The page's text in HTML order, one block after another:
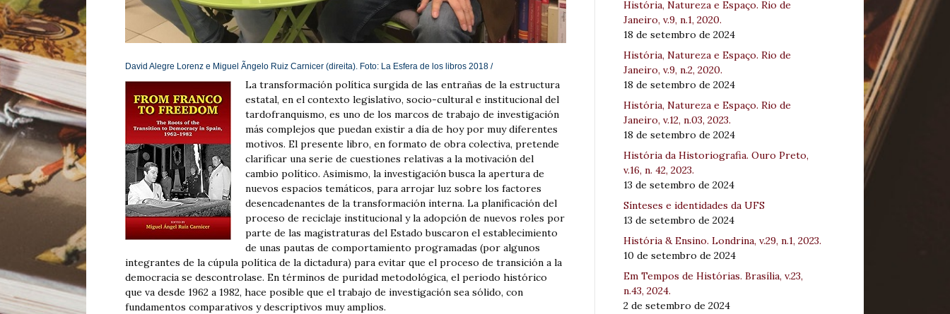
David Alegre Lorenz e Miguel Ãngelo Ruiz Carnicer (direita). Foto: La Esfera de los libros 2018 /
La transformación política surgida de las entrañas de la estructura
estatal, en el contexto legislativo, socio-cultural e institucional del
tardofranquismo, es uno de los marcos de trabajo de investigación
más complejos que puedan existir a día de hoy por muy diferentes
motivos. El presente libro, en formato de obra colectiva, pretende
clarificar una serie de cuestiones relativas a la motivación del
cambio político. Asimismo, la investigación busca la apertura de
nuevos espacios temáticos, para arrojar luz sobre los factores
desencadenantes de la transformación interna. La planificación del
proceso de reciclaje institucional y la adopción de nuevos roles por
parte de las magistraturas del Estado buscaron el establecimiento
de unas pautas de comportamiento programadas (por algunos
integrantes de la cúpula política de la dictadura) para evitar que el proceso de transición a la
democracia se descontrolase. En términos de puridad metodológica, el periodo histórico
que va desde 1962 a 1982, hace posible que el trabajo de investigación sea sólido, con
fundamentos comparativos y descriptivos muy amplios.
História, Natureza e Espaço. Rio de
Janeiro, v.9, n.1, 2020.
18 de setembro de 2024
História, Natureza e Espaço. Rio de
Janeiro, v.9, n.2, 2020.
18 de setembro de 2024
História, Natureza e Espaço. Rio de
Janeiro, v.12, n.03, 2023.
18 de setembro de 2024
História da Historiografia. Ouro Preto,
v.16, n. 42, 2023.
13 de setembro de 2024
Sínteses e identidades da UFS
13 de setembro de 2024
História & Ensino. Londrina, v.29, n.1, 2023.
10 de setembro de 2024
Em Tempos de Histórias. Brasília, v.23,
n.43, 2024.
2 de setembro de 2024